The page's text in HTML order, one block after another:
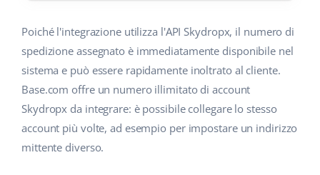
Poiché l'integrazione utilizza l'API Skydropx, il numero di
spedizione assegnato è immediatamente disponibile nel
sistema e può essere rapidamente inoltrato al cliente.
Base.com offre un numero illimitato di account
Skydropx da integrare: è possibile collegare lo stesso
account più volte, ad esempio per impostare un indirizzo
mittente diverso.